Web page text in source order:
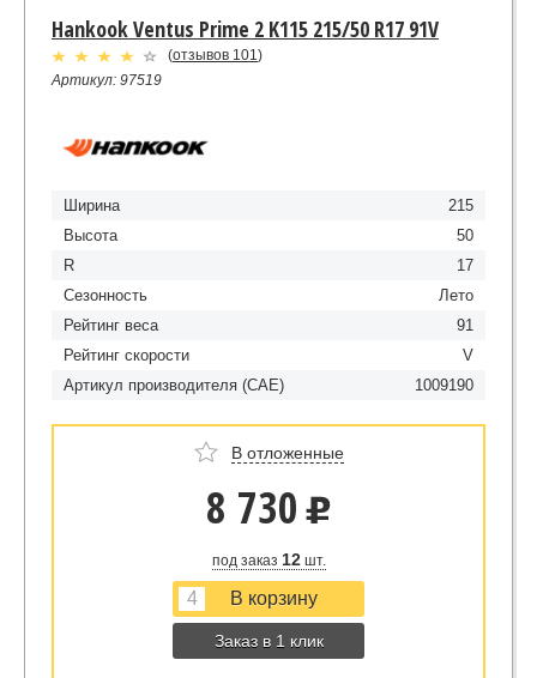
Hankook Ventus Prime 2 K115 215/50 R17 91V
(отзывов 101 )
Артикул: 97519
Ширина
215
Высота
50
R
17
Сезонность
Лето
Рейтинг веса
91
Рейтинг скорости
V
Артикул производителя (CAE)
1009190
В отложенные
8 730 u
под заказ 12шт.
Заказ в 1 клик